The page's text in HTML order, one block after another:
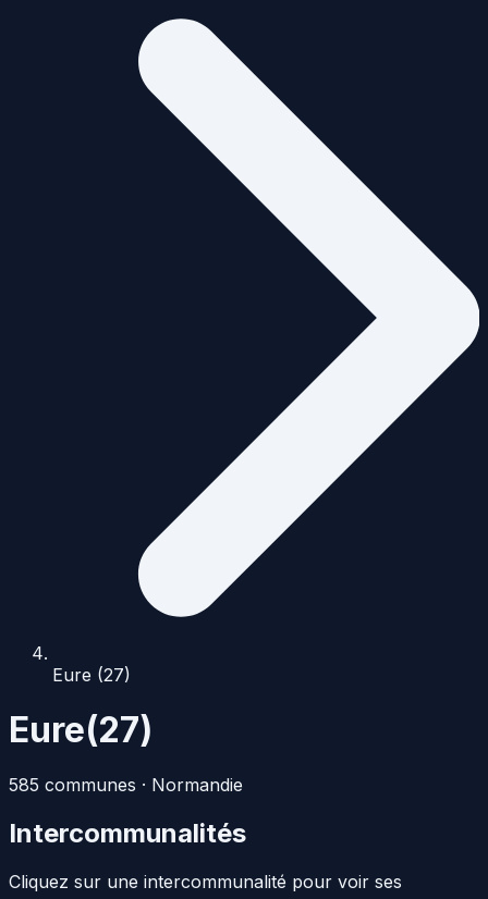
Eure (27)
Eure(27)
585 communes · Normandie
Intercommunalités
Cliquez sur une intercommunalité pour voir ses